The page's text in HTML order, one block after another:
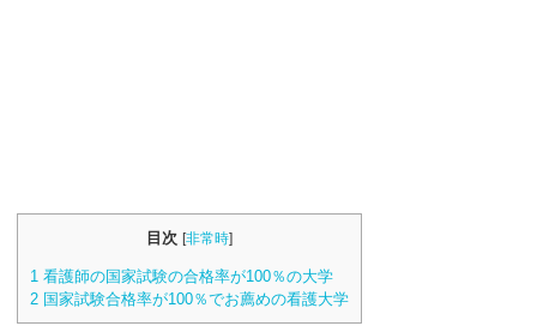
目次 [非常時]
1 看護師の国家試験の合格率が100％の大学
2 国家試験合格率が100％でお薦めの看護大学